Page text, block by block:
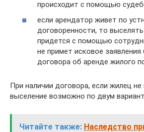
происходит с помощью
если арендатор живет по
договоренности, то
придется с помощью
не примет исковое
договора об аренде жилого
При наличии договора, если жилец не
выселение возможно по двум
Читайте также: Наследство